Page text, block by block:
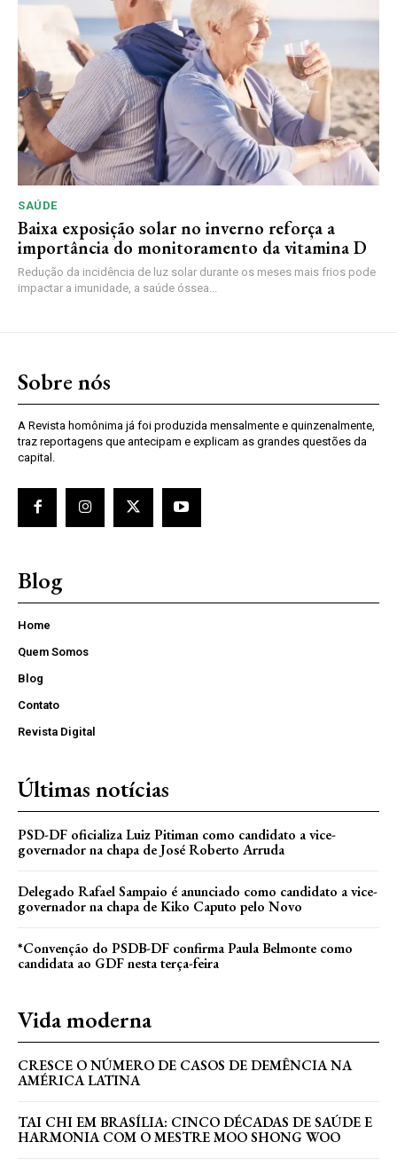
SAÚDE
Baixa exposição solar no inverno reforça a
importância do monitoramento da vitamina D
Redução da incidência de luz solar durante os meses mais frios pode
impactar a imunidade, a saúde óssea...
Sobre nós
A Revista homônima já foi produzida mensalmente e quinzenalmente,
traz reportagens que antecipam e explicam as grandes questões da
capital.
Blog
Home
Quem Somos
Blog
Contato
Revista Digital
Últimas notícias
PSD-DF oficializa Luiz Pitiman como candidato a vice-
governador na chapa de José Roberto Arruda
Delegado Rafael Sampaio é anunciado como candidato a vice-
governador na chapa de Kiko Caputo pelo Novo
*Convenção do PSDB-DF confirma Paula Belmonte como
candidata ao GDF nesta terça-feira
Vida moderna
CRESCE O NÚMERO DE CASOS DE DEMÊNCIA NA
AMÉRICA LATINA
TAI CHI EM BRASÍLIA: CINCO DÉCADAS DE SAÚDE E
HARMONIA COM O MESTRE MOO SHONG WOO